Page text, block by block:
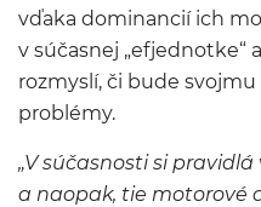
vďaka dominancií ich
v súčasnej „efjednotke“
rozmyslí, či bude
problémy.
„V súčasnosti si
a naopak, tie motorové